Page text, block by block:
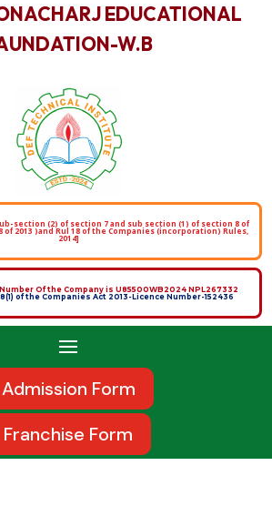
EDUCATIONAL
W.B
section (2) of section 7 and sub section (1) of section 8 of
of 2013 )and Rul 18 of the Companies (incorporation) Rules,
2014]
Of the Company is U85500WB2024 NPL267332
of the Companies Act 2013-Licence Number-152436
Admission Form
Franchise Form